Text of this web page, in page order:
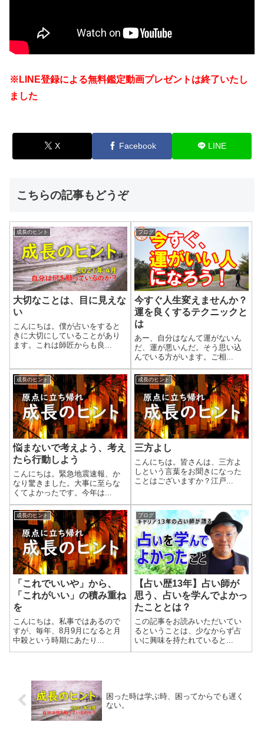
※LINE登録による無料鑑定動画プレゼントは終了いたし
ました
X Facebook LINE
こちらの記事もどうぞ
成長のヒント
大切なことは、目に見えな
い
こんにちは。僕が占いをすると
きに大切にしていることがあり
ます。これは師匠からも良...
ブログ
今すぐ人生変えませんか？
運を良くするテクニックと
は
あー、自分はなんて運がないん
だ、運が悪いんだ。そう思い込
んでいる方がいます。ご相...
成長のヒント
悩まないで考えよう、考え
たら行動しよう
こんにちは。緊急地震速報、か
なり驚きました。大事に至らな
くてよかったです。今年は...
成長のヒント
三方よし
こんにちは。皆さんは、三方よ
しという言葉をお聞きになった
ことはございますか？江戸...
成長のヒント
「これでいいや」から、
「これがいい」の積み重ね
を
こんにちは。私事ではあるので
すが、毎年、8月9月になると月
中殺という時期にあたり...
ブログ
【占い歴13年】占い師が
思う、占いを学んでよかっ
たこととは？
この記事をお読みいただいてい
るということは、少なからず占
いに興味を持たれていると...
困った時は学ぶ時、困ってからでも遅く
ない。